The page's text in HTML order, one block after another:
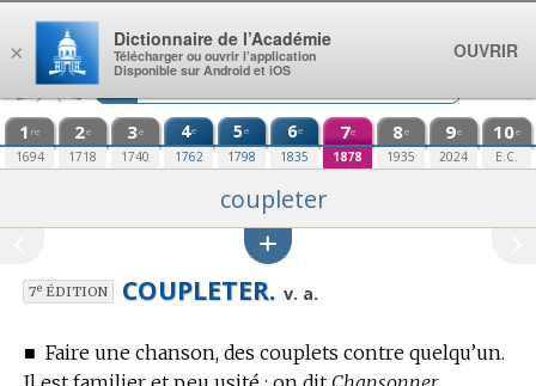
Aller au contenu
1 re
1694
2e
1718
3e
1740
4e
1762
5e
1798
6e
1835
7e
1878
8e
1935
9e
2024
10e
E.C.
coupleter
7eÉDITION COUPLETER. v. a.
■ Faire une chanson, des couplets contre quelqu’un.
×
Dictionnaire de l’Académie
Télécharger ou ouvrir l’application
Disponible sur Android et iOS
OUVRIR